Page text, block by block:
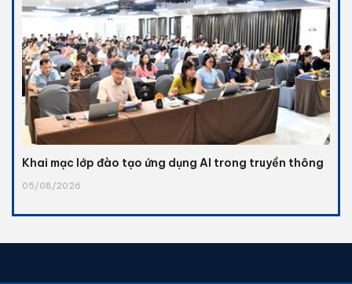
Khai mạc lớp đào tạo ứng dụng AI trong truyền thông
05/08/2026